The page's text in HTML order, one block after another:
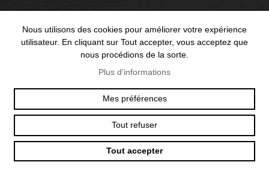
OFFICE@TEXUM.SWISS
+41 26 422 24 31
VY DES CHARETTES 7
CH - 1530 PAYERNE
© 2025 TEXUM SA. ALL RIGHTS RESERVED
CONFIDENTIALITÉ
Création
Nous utilisons des cookies pour améliorer votre expérience
utilisateur. En cliquant sur Tout accepter, vous acceptez que
nous procédions de la sorte.
Plus d'informations
Mes préférences
Tout refuser
Tout accepter